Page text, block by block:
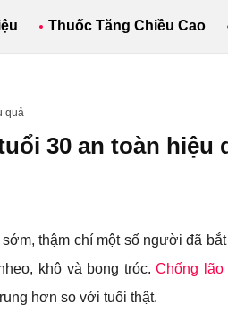
Thuốc Tăng Chiều Cao
quả
30 an toàn hiệu
thậm chí một số người đã
khô và bong tróc.Chống lão
hơn so với tuổi thật.